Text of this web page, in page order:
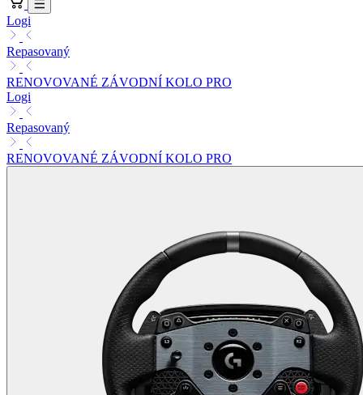
Logi
Repasovaný
RENOVOVANÉ ZÁVODNÍ KOLO PRO
Logi
Repasovaný
RENOVOVANÉ ZÁVODNÍ KOLO PRO